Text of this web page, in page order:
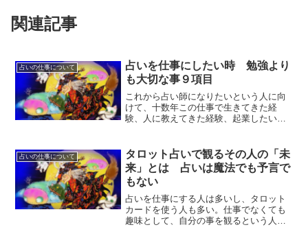
関連記事
占いの仕事について
占いを仕事にしたい時 勉強より
も大切な事９項目
これから占い師になりたいという人に向
けて、十数年この仕事で生きてきた経
験、人に教えてきた経験、起業したいと
お伝えしたくて記事にしてみた。それで
は何が必要かも書いてみた。
占いの仕事について
タロット占いで観るその人の「未
来」とは 占いは魔法でも予言で
もない
占いを仕事にする人は多いし、タロット
カードを使う人も多い。仕事でなくても
趣味として、自分の事を観るという人も